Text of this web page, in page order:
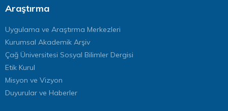
Araştırma
Uygulama ve Araştırma Merkezleri
Kurumsal Akademik Arşiv
Çağ Üniversitesi Sosyal Bilimler Dergisi
Etik Kurul
Misyon ve Vizyon
Duyurular ve Haberler